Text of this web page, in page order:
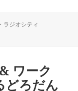
ラジオシティ
」＠京橋エドグラン & レ
ワーク
どろだん